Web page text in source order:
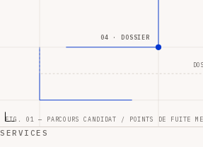
04 · DOSSIER
FIG. 01 — PARCOURS CANDIDAT / POINTS DE FUITE
SERVICES